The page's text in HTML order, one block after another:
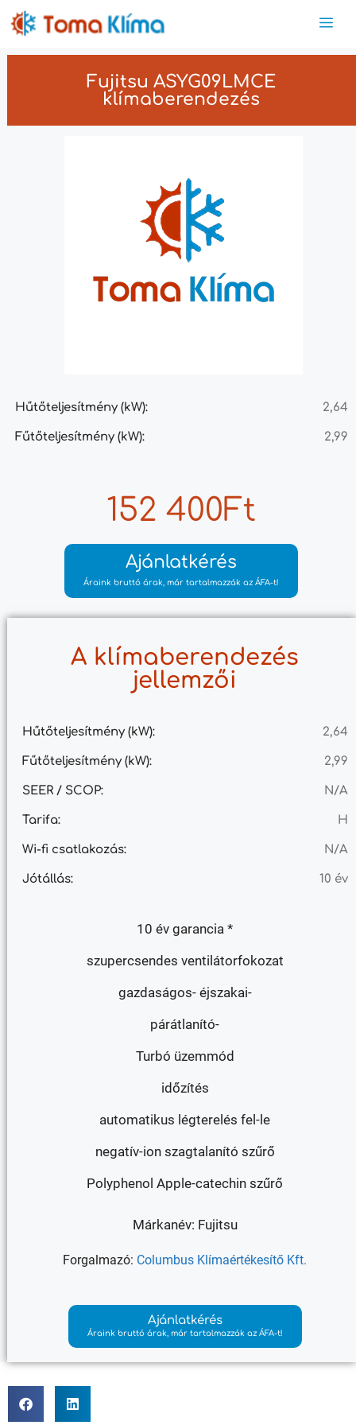
Fujitsu ASYG09LMCE
klímaberendezés
Hűtőteljesítmény (kW): 2,64
Fűtőteljesítmény (kW): 2,99
152 400Ft
Ajánlatkérés
Áraink bruttó árak, már tartalmazzák az ÁFA-t!
A klímaberendezés
jellemzői
Hűtőteljesítmény (kW): 2,64
Fűtőteljesítmény (kW): 2,99
SEER / SCOP: N/A
Tarifa: H
Wi-fi csatlakozás: N/A
Jótállás: 10 év
10 év garancia *
szupercsendes ventilátorfokozat
gazdaságos- éjszakai-
párátlanító-
Turbó üzemmód
időzítés
automatikus légterelés fel-le
negatív-ion szagtalanító szűrő
Polyphenol Apple-catechin szűrő
Márkanév: Fujitsu
Forgalmazó: Columbus Klímaértékesítő Kft.
Ajánlatkérés
Áraink bruttó árak, már tartalmazzák az ÁFA-t!